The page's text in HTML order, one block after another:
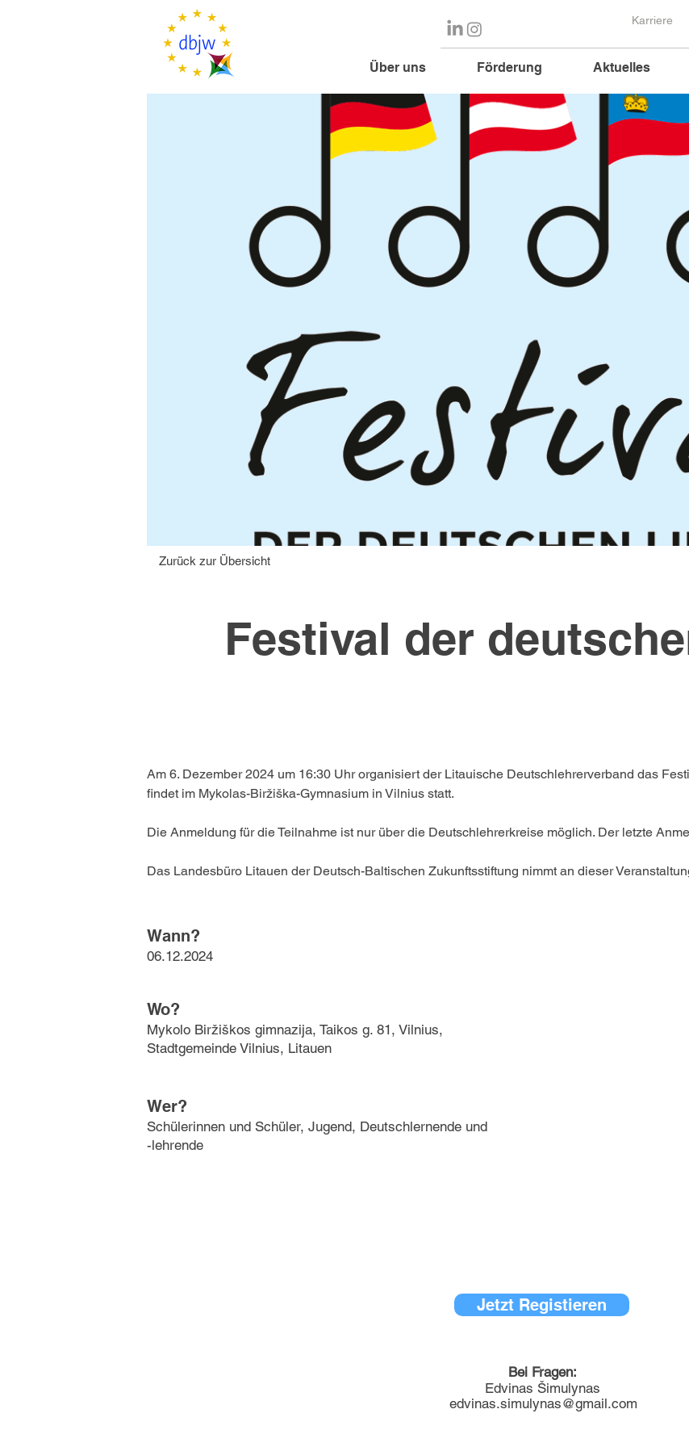
Karriere
Über uns Förderung Aktuelles
Zurück zur Übersicht
Festival der
Am 6. Dezember 2024 um 16:30 Uhr organisiert der Litauische Deutschlehrerverband das
findet im Mykolas-Biržiška-Gymnasium in Vilnius statt.
Die Anmeldung für die Teilnahme ist nur über die Deutschlehrerkreise möglich. Der letzte
Das Landesbüro Litauen der Deutsch-Baltischen Zukunftsstiftung nimmt an dieser
Wann?
06.12.2024
Wo?
Mykolo Biržiškos gimnazija, Taikos g. 81, Vilnius,
Stadtgemeinde Vilnius, Litauen
Wer?
Schülerinnen und Schüler, Jugend, Deutschlernende und
-lehrende
Jetzt Registieren
Bei Fragen:
edvinas.simulynas@gmail.com
Edvinas Šimulynas